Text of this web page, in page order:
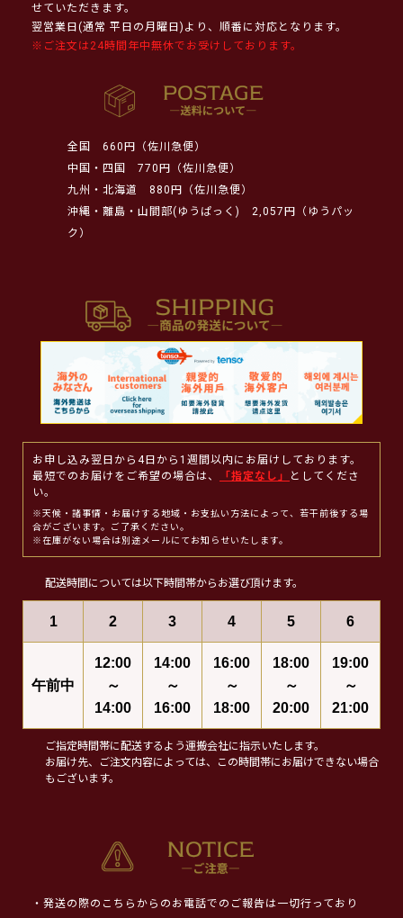
せていただきます。
翌営業日(通常 平日の月曜日)より、順番に対応となります。
※ご注文は24時間年中無休でお受けしております。
全国
660円（佐川急便）
中国・四国
770円（佐川急便）
九州・北海道
880円（佐川急便）
沖縄・離島・山間部(ゆうぱっく)
2,057円（ゆうパッ
ク）
お申し込み翌日から4日から1週間以内にお届けしております。
最短でのお届けをご希望の場合は、
「指定なし」
としてくださ
い。
※天候・諸事情・お届けする地域・お支払い方法によって、若干前後する場
合がございます。ご了承ください。
※在庫がない場合は別途メールにてお知らせいたします。
配送時間については以下時間帯からお選び頂けます。
1 2 3 4 5 6
午前中
12:00
～
14:00
14:00
～
16:00
16:00
～
18:00
18:00
～
20:00
19:00
～
21:00
ご指定時間帯に配送するよう運搬会社に指示いたします。
お届け先、ご注文内容によっては、この時間帯にお届けできない場合
もございます。
・発送の際のこちらからのお電話でのご報告は一切行っており